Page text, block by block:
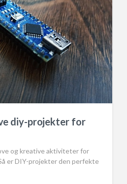
diy-projekter for
og kreative aktiviteter for
er DIY-projekter den perfekte